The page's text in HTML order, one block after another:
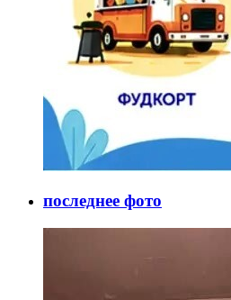
последнее фото